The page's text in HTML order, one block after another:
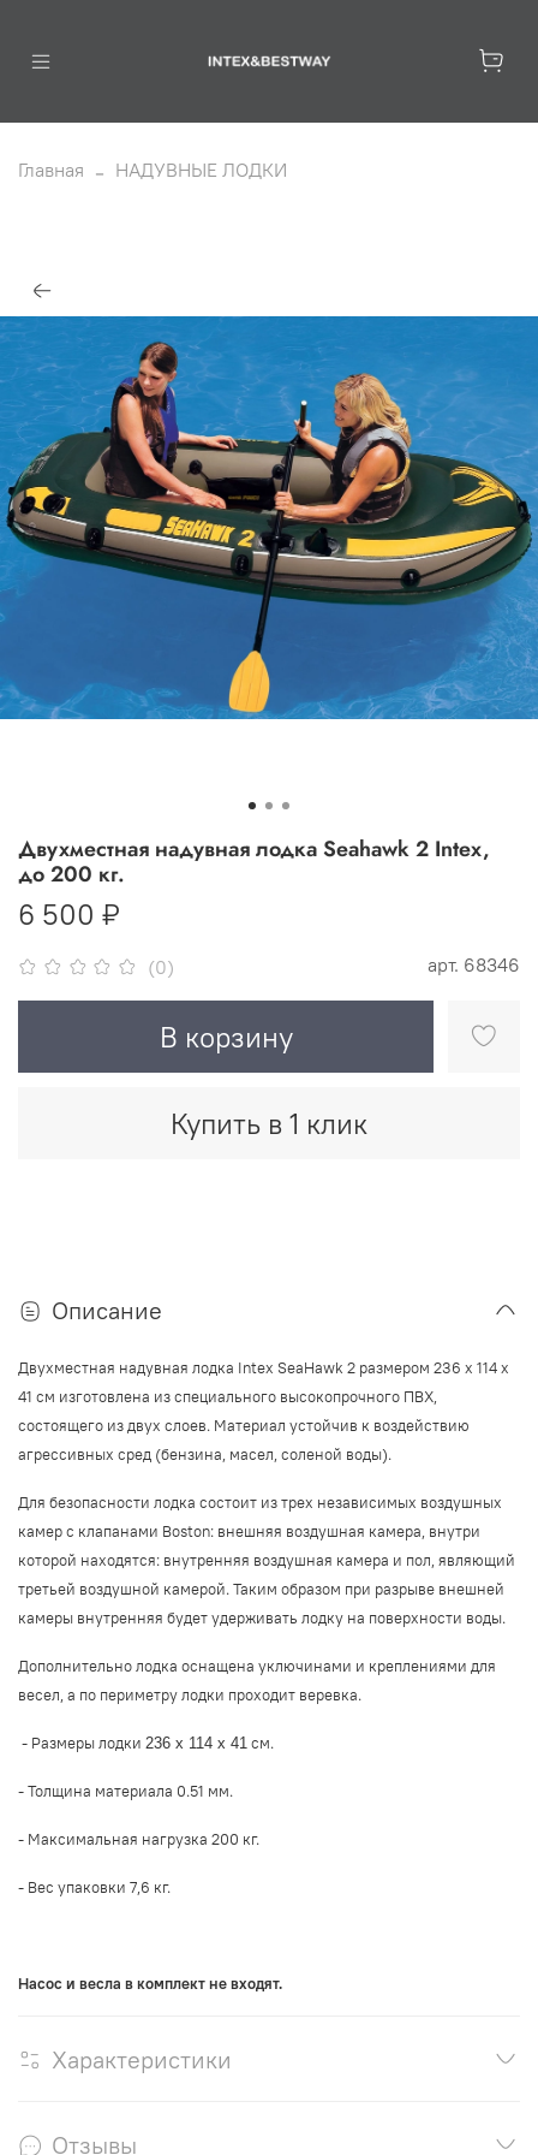
Главная НАДУВНЫЕ ЛОДКИ
(0) арт. 68346
Двухместная надувная лодка Seahawk 2 Intex,
до 200 кг.
6 500 ₽
В корзину
Купить в 1 клик
Описание
Двухместная надувная лодка Intex SeaHawk 2 размером 236 х 114 x
41 см изготовлена из специального высокопрочного ПВХ,
состоящего из двух слоев. Материал устойчив к воздействию
агрессивных сред (бензина, масел, соленой воды).
Для безопасности лодка состоит из трех независимых воздушных
камер с клапанами Boston: внешняя воздушная камера, внутри
которой находятся: внутренняя воздушная камера и пол, являющий
третьей воздушной камерой. Таким образом при разрыве внешней
камеры внутренняя будет удерживать лодку на поверхности воды.
Дополнительно лодка оснащена уключинами и креплениями для
весел, а по периметру лодки проходит веревка.
- Размеры лодки 236 х 114 x 41 см.
- Толщина материала 0.51 мм.
- Максимальная нагрузка 200 кг.
- Вес упаковки 7,6 кг.
Насос и весла в комплект не входят.
Характеристики
Отзывы